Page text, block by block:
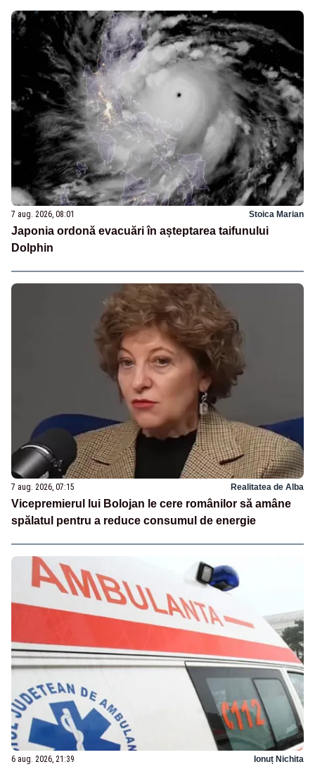
7 aug. 2026, 08:01 Stoica Marian
Japonia ordonă evacuări în așteptarea taifunului
Dolphin
7 aug. 2026, 07:15 Realitatea de Alba
Vicepremierul lui Bolojan le cere românilor să amâne
spălatul pentru a reduce consumul de energie
6 aug. 2026, 21:39 Ionuț Nichita